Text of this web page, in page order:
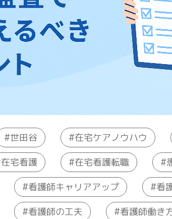
世田谷 在宅ケアノウハウ
在宅看護 在宅看護転職
看護師キャリアアップ 看
看護師の工夫 看護師働き